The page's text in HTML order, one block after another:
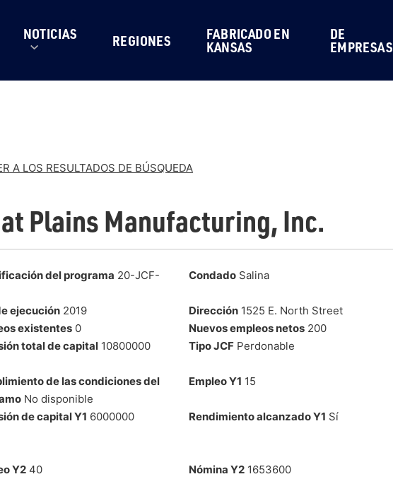
NOTICIAS REGIONES FABRICADO EN
KANSAS
DE
EMPRESAS
A LOS RESULTADOS DE BÚSQUEDA
Plains Manufacturing, Inc.
del programa 20-JCF-
CondadoSalina
ejecución 2019 Dirección1525 E. North Street
existentes 0 Nuevos empleos netos200
total de capital 10800000 Tipo JCFPerdonable
de las condiciones del
No disponible
Empleo Y1 15
de capital Y1 6000000 Rendimiento alcanzado Y1 Sí
Y2 40 Nómina Y21653600